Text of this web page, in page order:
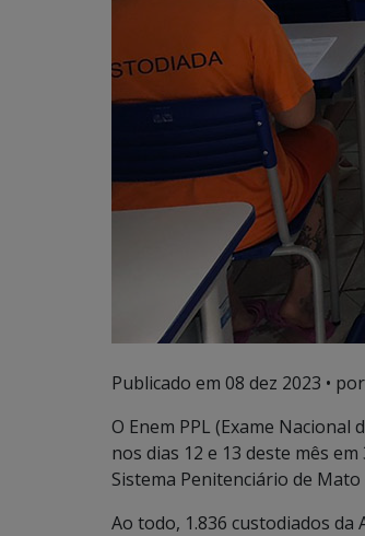
Publicado em 08 dez 2023 •
O Enem PPL (Exame
nos dias 12 e 13 deste mês
Sistema Penitenciário de Mato
Ao todo, 1.836 custodiados